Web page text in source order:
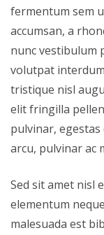
fermentum sem
accumsan, a
nunc vestibulum
volutpat
tristique nisl
elit fringilla
pulvinar,
arcu, pulvinar ac
Sed sit amet nisl
elementum
malesuada est